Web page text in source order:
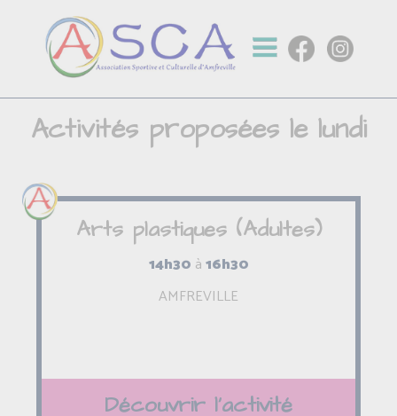
Activités proposées le lundi
Arts plastiques (Adultes)
14h30 à16h30
AMFREVILLE
Découvrir l'activité